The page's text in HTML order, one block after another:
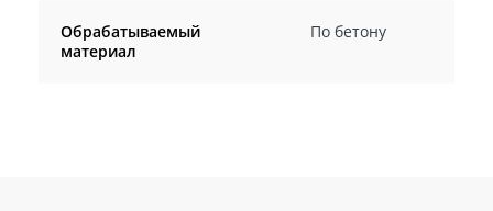
Обрабатываемый
материал
По бетону